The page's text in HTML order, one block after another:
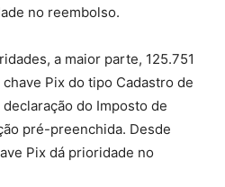
no reembolso.
a maior parte, 125.751
Pix do tipo Cadastro de
do Imposto de
pré-preenchida. Desde
Pix dá prioridade no